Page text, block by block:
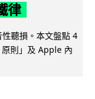
律
聽損。本文盤點 4
則」及 Apple 內